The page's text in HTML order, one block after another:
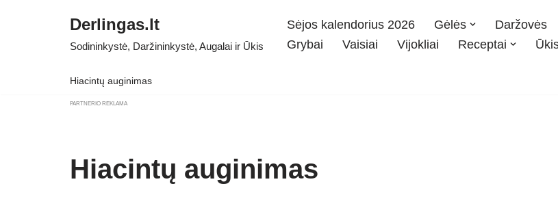
Derlingas.lt
Sodininkystė, Daržininkystė, Augalai ir Ūkis
Sėjos kalendorius 2026 Gėlės Daržovės
Grybai
Vaisiai Vijokliai Receptai
Hiacintų auginimas
PARTNERIO REKLAMA
Hiacintų auginimas